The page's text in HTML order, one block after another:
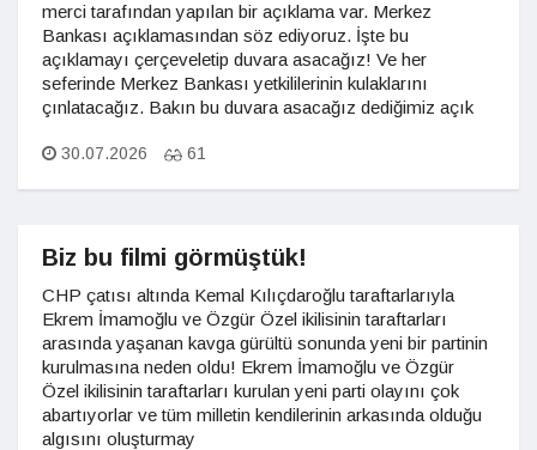
merci tarafından yapılan bir açıklama var. Merkez
Bankası açıklamasından söz ediyoruz. İşte bu
açıklamayı çerçeveletip duvara asacağız! Ve her
seferinde Merkez Bankası yetkililerinin kulaklarını
çınlatacağız. Bakın bu duvara asacağız dediğimiz açık
30.07.2026 61
Biz bu filmi görmüştük!
CHP çatısı altında Kemal Kılıçdaroğlu taraftarlarıyla
Ekrem İmamoğlu ve Özgür Özel ikilisinin taraftarları
arasında yaşanan kavga gürültü sonunda yeni bir partinin
kurulmasına neden oldu! Ekrem İmamoğlu ve Özgür
Özel ikilisinin taraftarları kurulan yeni parti olayını çok
abartıyorlar ve tüm milletin kendilerinin arkasında olduğu
algısını oluşturmay